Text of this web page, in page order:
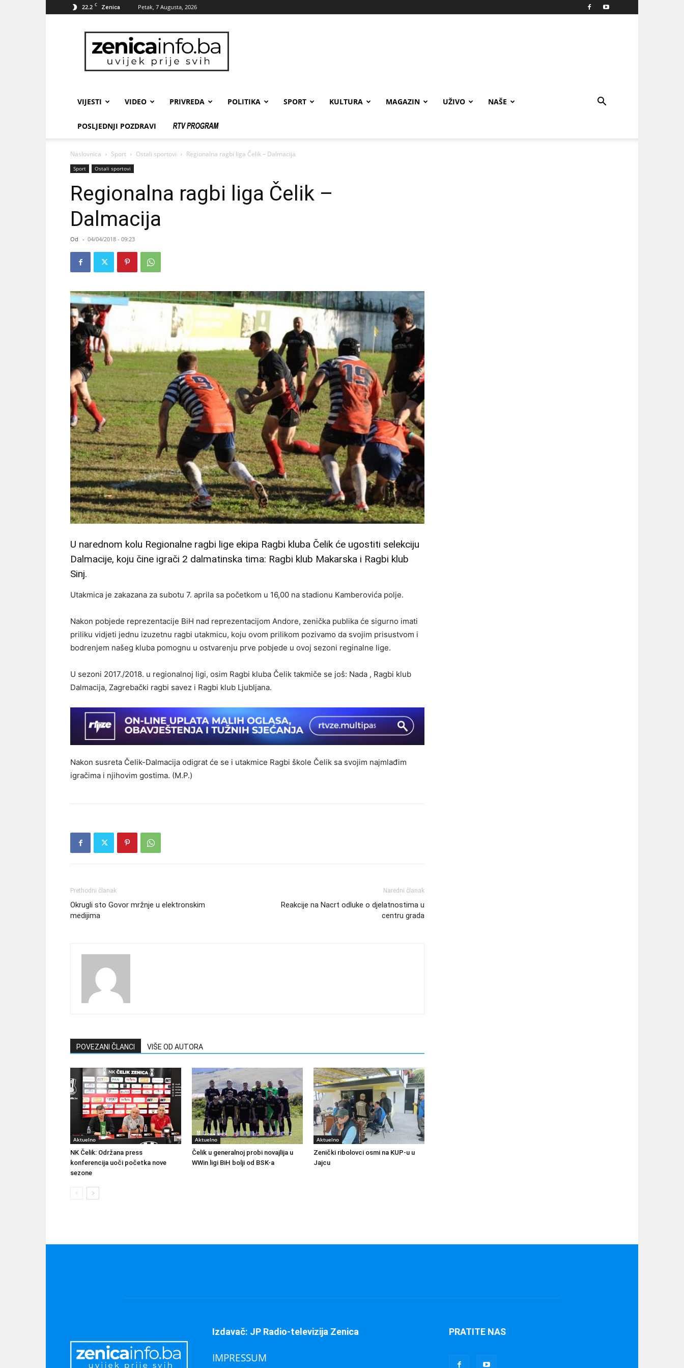
22.2 C Zenica Petak, 7 Augusta, 2026
zenicainfo.ba
VIJESTI VIDEO PRIVREDA POLITIKA SPORT KULTURA MAGAZIN UŽIVO NAŠE
POSLJEDNJI POZDRAVI
Naslovnica Sport Ostali sportovi Regionalna ragbi liga Čelik – Dalmacija
Sport Ostali sportovi
Regionalna ragbi liga Čelik –
Dalmacija
Od - 04/04/2018 - 09:23
U narednom kolu Regionalne ragbi lige ekipa Ragbi kluba Čelik će ugostiti selekciju
Dalmacije, koju čine igrači 2 dalmatinska tima: Ragbi klub Makarska i Ragbi klub
Sinj.
Utakmica je zakazana za subotu 7. aprila sa početkom u 16,00 na stadionu Kamberovića polje.
Nakon pobjede reprezentacije BiH nad reprezentacijom Andore, zenička publika će sigurno imati
priliku vidjeti jednu izuzetnu ragbi utakmicu, koju ovom prilikom pozivamo da svojim prisustvom i
bodrenjem našeg kluba pomognu u ostvarenju prve pobjede u ovoj sezoni reginalne lige.
U sezoni 2017./2018. u regionalnoj ligi, osim Ragbi kluba Čelik takmiče se još: Nada , Ragbi klub
Dalmacija, Zagrebački ragbi savez i Ragbi klub Ljubljana.
Nakon susreta Čelik-Dalmacija odigrat će se i utakmice Ragbi škole Čelik sa svojim najmlađim
igračima i njihovim gostima. (M.P.)
Prethodni članak
Okrugli sto Govor mržnje u elektronskim
medijima
Naredni članak
Reakcije na Nacrt odluke o djelatnostima u
centru grada
POVEZANI ČLANCI VIŠE OD AUTORA
Aktuelno
NK Čelik: Održana press
konferencija uoči početka nove
sezone
Aktuelno
Čelik u generalnoj probi novajlija u
WWin ligi BiH bolji od BSK-a
Aktuelno
Zenički ribolovci osmi na KUP-u u
Jajcu
Izdavač: JP Radio-televizija Zenica
IMPRESSUM
PRATITE NAS